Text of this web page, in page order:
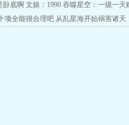
卧底啊 文娱：1990 吞噬星空：一级一天
项全能很合理吧 从乱星海开始祸害诸天